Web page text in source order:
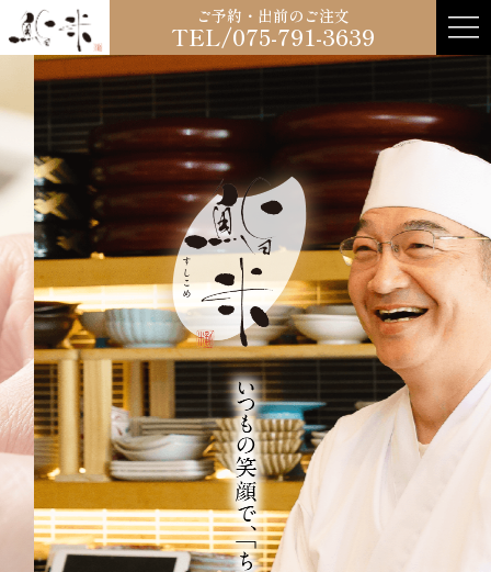
ご予約・出前のご注文
TEL/075-791-3639